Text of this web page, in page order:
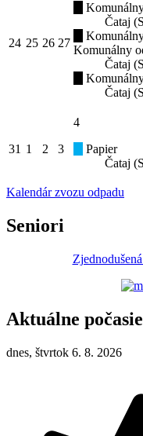
24 25 26 27
Čataj
Komunálny
Čataj
Čataj
31 1 2 3
4
Papier
Čataj
Kalendár zvozu odpadu
Seniori
Aktuálne počasie
dnes, štvrtok 6. 8. 2026